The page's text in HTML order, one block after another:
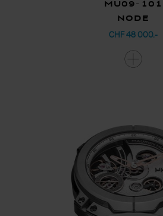
MU09-101
Node
CHF 48 000.-